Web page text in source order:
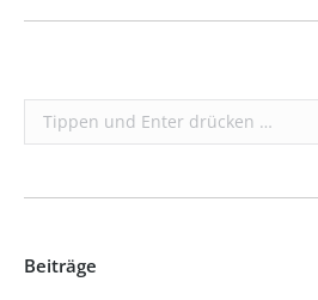
Search:
Beiträge